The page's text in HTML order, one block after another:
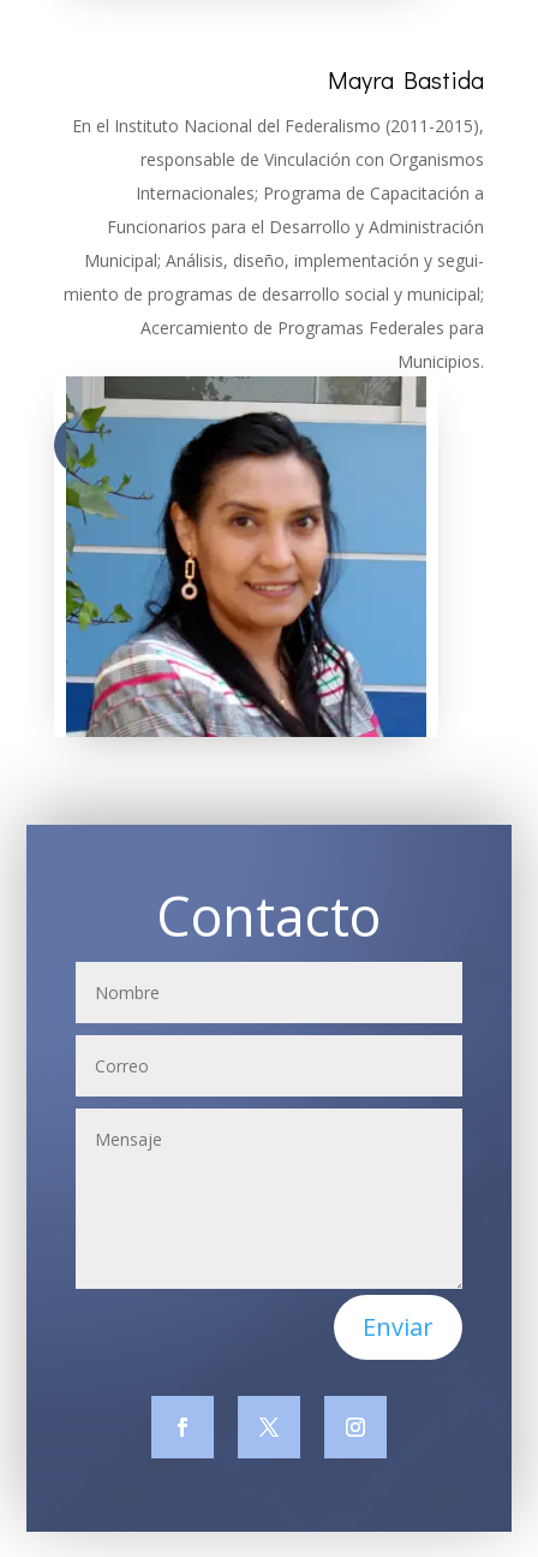
Mayra Bastida
En el Instituto Nacional del Federa­lismo (2011-2015),
responsable de Vinculación con Organismos
Internacionales; Programa de Capacitación a
Funcionarios para el Desarro­llo y Administración
Municipal; Análisis, diseño, implementación y segui­
miento de programas de desarrollo social y municipal;
Acercamiento de Programas Federales para
Municipios.
Más
Contacto
Enviar